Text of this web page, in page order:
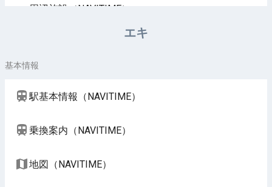
周辺施設（NAVITIME）
エキ
基本情報
駅基本情報（NAVITIME）
乗換案内（NAVITIME）
地図（NAVITIME）